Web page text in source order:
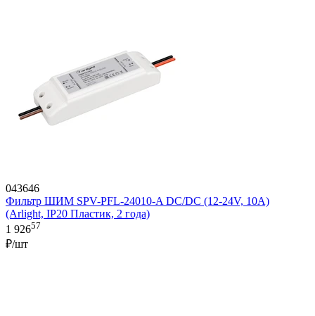
043646
Фильтр ШИМ SPV-PFL-24010-A DC/DC (12-24V, 10A)
(Arlight, IP20 Пластик, 2 года)
1 92657
₽/шт